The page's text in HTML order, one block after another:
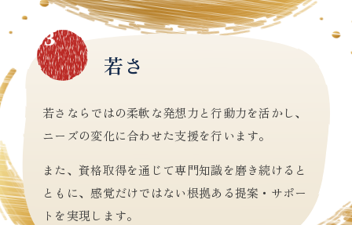
03
若さ
若さならではの柔軟な発想力と行動力を活かし、
ニーズの変化に合わせた支援を行います。
また、資格取得を通じて専門知識を磨き続けると
ともに、感覚だけではない根拠ある提案・サポー
トを実現します。